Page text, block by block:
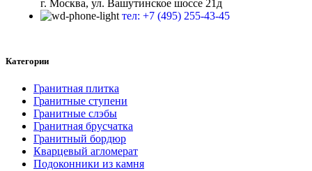
г. Москва, ул. Вашутинское шоссе 21д
тел: +7 (495) 255-43-45
Категории
Гранитная плитка
Гранитные ступени
Гранитные слэбы
Гранитная брусчатка
Гранитный бордюр
Кварцевый агломерат
Подоконники из камня